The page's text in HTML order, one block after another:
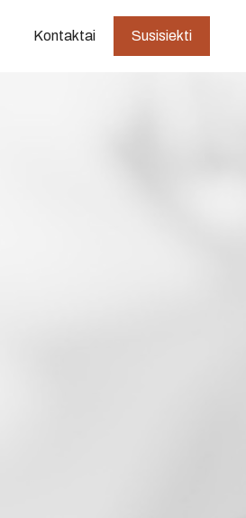
Kontaktai Susisiekti